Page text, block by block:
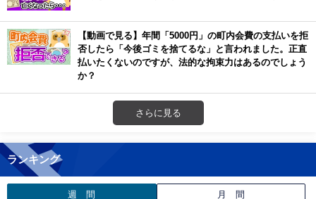
【動画で見る】年間「5000円」の町内会費の支払いを拒
否したら「今後ゴミを捨てるな」と言われました。正直
払いたくないのですが、法的な拘束力はあるのでしょう
か？
さらに見る
ランキング
週 間 月 間